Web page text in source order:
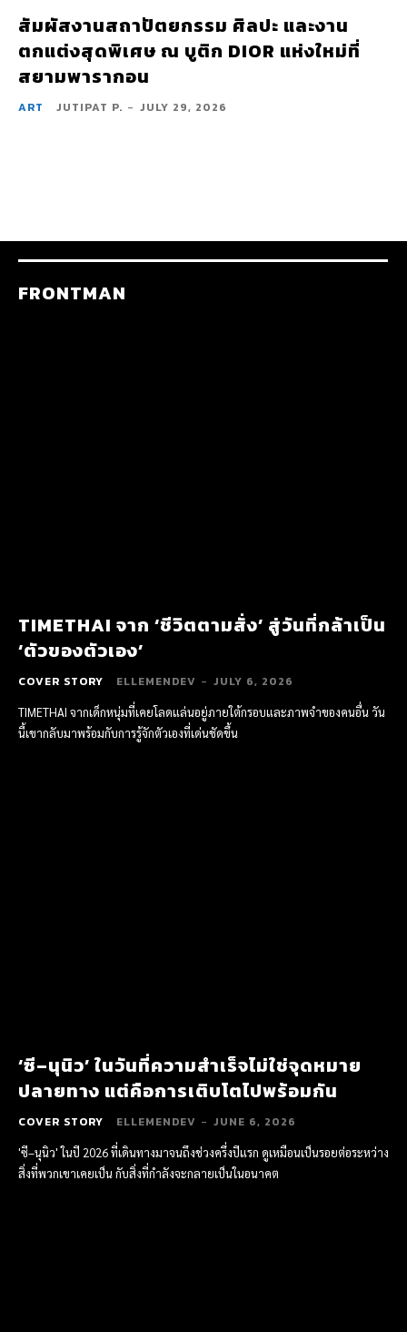
สัมผัสงานสถาปัตยกรรม ศิลปะ และงาน
ตกแต่งสุดพิเศษ ณ บูติก DIOR แห่งใหม่ที่
สยามพารากอน
ART JUTIPAT P. - JULY 29, 2026
FRONTMAN
TIMETHAI จาก ‘ชีวิตตามสั่ง’ สู่วันที่กล้าเป็น
‘ตัวของตัวเอง’
COVER STORY ELLEMENDEV - JULY 6, 2026
TIMETHAI จากเด็กหนุ่มที่เคยโลดแล่นอยู่ภายใต้กรอบและภาพจำของคนอื่น วัน
นี้เขากลับมาพร้อมกับการรู้จักตัวเองที่เด่นชัดขึ้น
‘ซี–นุนิว’ ในวันที่ความสำเร็จไม่ใช่จุดหมาย
ปลายทาง แต่คือการเติบโตไปพร้อมกัน
COVER STORY ELLEMENDEV - JUNE 6, 2026
'ซี–นุนิว' ในปี 2026 ที่เดินทางมาจนถึงช่วงครึ่งปีแรก ดูเหมือนเป็นรอยต่อระหว่าง
สิ่งที่พวกเขาเคยเป็น กับสิ่งที่กำลังจะกลายเป็นในอนาคต